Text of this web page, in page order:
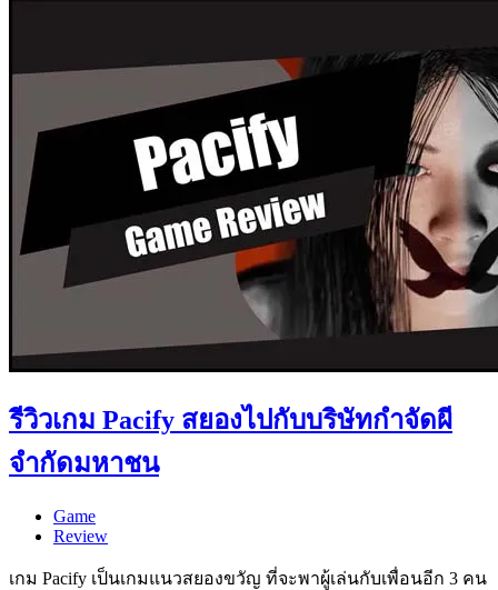
รีวิวเกม Pacify สยองไปกับบริษัทกำจัดผี
จำกัดมหาชน
Game
Review
เกม Pacify เป็นเกมแนวสยองขวัญ ที่จะพาผู้เล่นกับเพื่อนอีก 3 คน